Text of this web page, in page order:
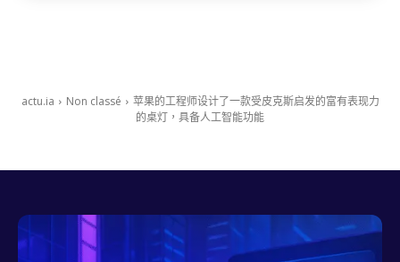
actu.ia Non classé
苹果的工程师设计了一款受皮克斯启发的富有表现力
的桌灯，具备人工智能功能